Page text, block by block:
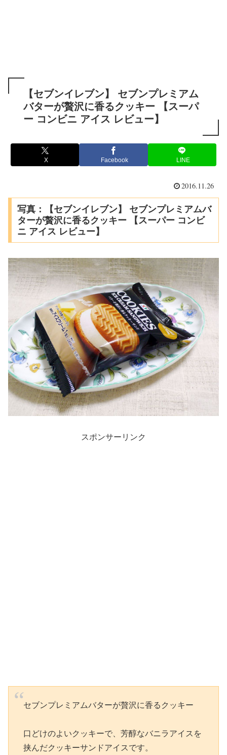
【セブンイレブン】 セブンプレミアム
バターが贅沢に香るクッキー 【スーパ
ー コンビニ アイス レビュー】
X Facebook LINE
2016.11.26
写真：【セブンイレブン】 セブンプレミアムバ
ターが贅沢に香るクッキー 【スーパー コンビ
ニ アイス レビュー】
スポンサーリンク
セブンプレミアムバターが贅沢に香るクッキー
口どけのよいクッキーで、芳醇なバニラアイスを
挟んだクッキーサンドアイスです。